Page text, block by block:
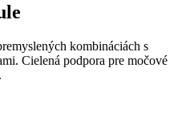
kombináciách s
Cielená podpora pre močové